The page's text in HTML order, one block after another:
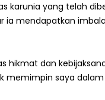
karunia yang telah
ia mendapatkan
hikmat dan
memimpin saya dalam